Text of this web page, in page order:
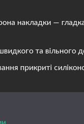
накладки —
та вільного
прикриті